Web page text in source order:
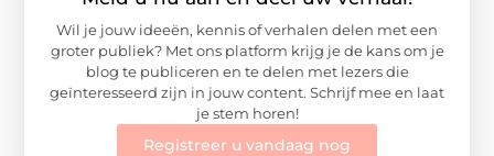
Wil je jouw ideeën, kennis of verhalen delen met een
groter publiek? Met ons platform krijg je de kans om je
blog te publiceren en te delen met lezers die
geïnteresseerd zijn in jouw content. Schrijf mee en laat
je stem horen!
Registreer u vandaag nog